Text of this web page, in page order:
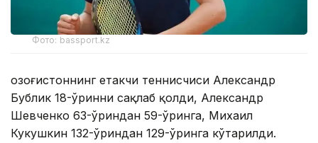
Фото: bassport.kz
Қозоғистоннинг етакчи теннисчиси Александр
Бублик 18-ўринни сақлаб қолди, Александр
Шевченко 63-ўриндан 59-ўринга, Михаил
Кукушкин 132-ўриндан 129-ўринга кўтарилди.